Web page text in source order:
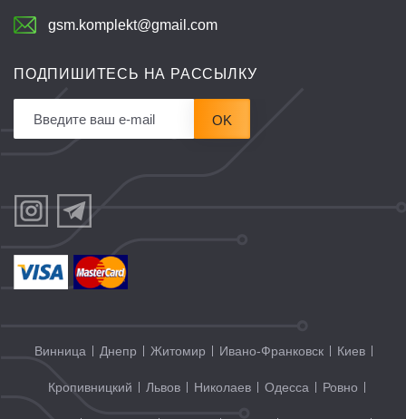
gsm.komplekt@gmail.com
ПОДПИШИТЕСЬ НА РАССЫЛКУ
OK
Винница Днепр Житомир Ивано-Франковск Киев
Кропивницкий Львов Николаев Одесса Ровно